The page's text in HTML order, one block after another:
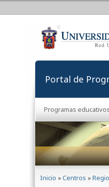
Portal de
Programas educativos
Inicio »Centros »